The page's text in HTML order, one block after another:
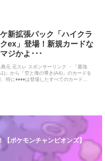
新拡張パック「ハイクラ
ex」登場！新規カードな
ジかよ･･･
典元 元スレ スポンサーリンク ・「最強
」から「空と海の導き(A4)」のカードを
特に♦♦♦♦は登場したすべてのカードが
【ポケモンチャンピオンズ】